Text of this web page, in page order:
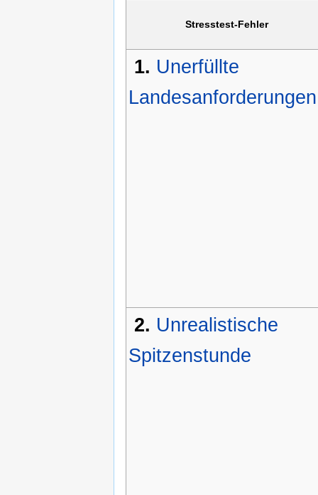
Stresstest-Fehler
1. Unerfüllte
Landesanforderungen
2. Unrealistische
Spitzenstunde